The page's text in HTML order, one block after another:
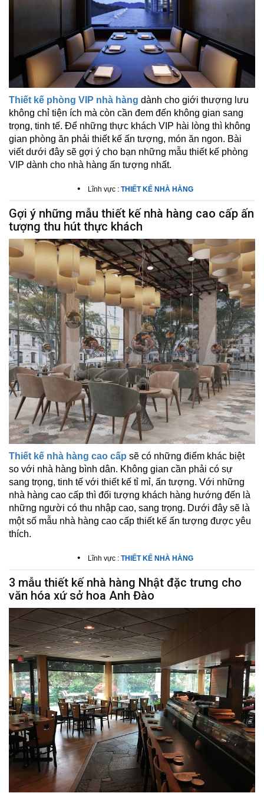
Thiết kế phòng VIP nhà hàng dành cho giới thượng lưu
không chỉ tiện ích mà còn cần đem đến không gian sang
trọng, tinh tế. Để những thực khách VIP hài lòng thì không
gian phòng ăn phải thiết kế ấn tượng, món ăn ngon. Bài
viết dưới đây sẽ gợi ý cho bạn những mẫu thiết kế phòng
VIP dành cho nhà hàng ấn tượng nhất.
• Lĩnh vực : THIẾT KẾ NHÀ HÀNG
Gợi ý những mẫu thiết kế nhà hàng cao cấp ấn
tượng thu hút thực khách
Thiết kế nhà hàng cao cấp sẽ có những điểm khác biệt
so với nhà hàng bình dân. Không gian cần phải có sự
sang trọng, tinh tế với thiết kế tỉ mỉ, ấn tượng. Với những
nhà hàng cao cấp thì đối tượng khách hàng hướng đến là
những người có thu nhập cao, sang trọng. Dưới đây sẽ là
một số mẫu nhà hàng cao cấp thiết kế ấn tượng được yêu
thích.
• Lĩnh vực : THIẾT KẾ NHÀ HÀNG
3 mẫu thiết kế nhà hàng Nhật đặc trưng cho
văn hóa xứ sở hoa Anh Đào